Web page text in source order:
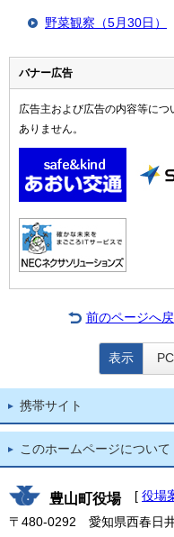
野菜観察（5月30日）
バナー広告
広告主および広告の内容等に
ありません。
前のページへ
表示 PC
携帯サイト
このホームページについて
豊山町役場 [ 役場
〒480-0292 愛知県西春日